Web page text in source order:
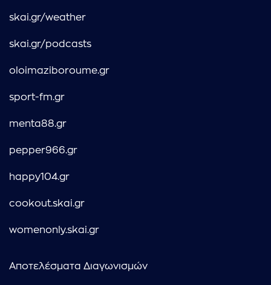
skai.gr/weather
skai.gr/podcasts
oloimaziboroume.gr
sport-fm.gr
menta88.gr
pepper966.gr
happy104.gr
cookout.skai.gr
womenonly.skai.gr
Αποτελέσματα Διαγωνισμών